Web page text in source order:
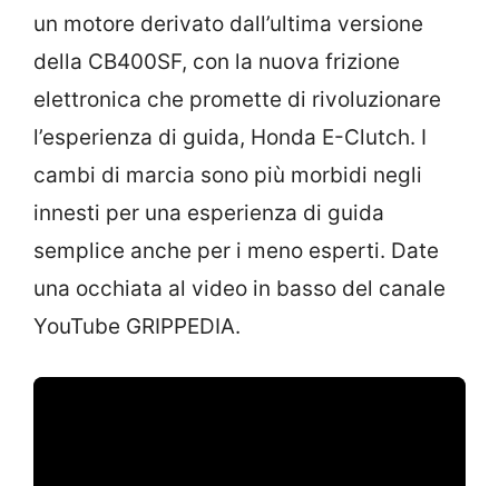
un motore derivato dall’ultima versione
della CB400SF, con la nuova frizione
elettronica che promette di rivoluzionare
l’esperienza di guida, Honda E-Clutch. I
cambi di marcia sono più morbidi negli
innesti per una esperienza di guida
semplice anche per i meno esperti. Date
una occhiata al video in basso del canale
YouTube GRIPPEDIA.